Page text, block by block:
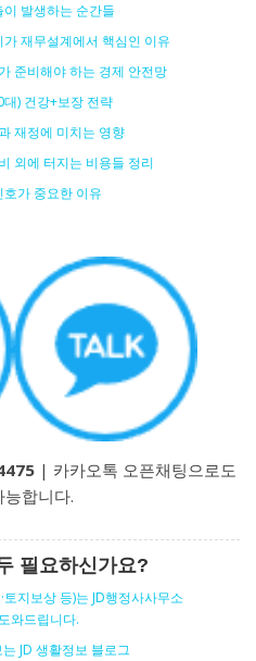
발생하는 순간들
재무설계에서 핵심인 이유
준비해야 하는 경제 안전망
대) 건강+보장 전략
재정에 미치는 영향
외에 터지는 비용들 정리
가 중요한 이유
| 카카오톡 오픈채팅으로도
능합니다.
필요하신가요?
지보상 등)는 JD행정사사무소
와드립니다.
JD 생활정보 블로그